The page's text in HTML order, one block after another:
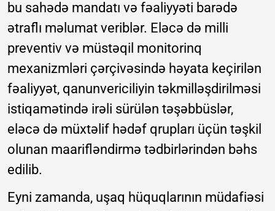
bu sahədə mandatı və fəaliyyəti barədə
ətraflı məlumat veriblər. Eləcə də milli
preventiv və müstəqil monitorinq
mexanizmləri çərçivəsində həyata keçirilən
fəaliyyət, qanunvericiliyin təkmilləşdirilməsi
istiqamətində irəli sürülən təşəbbüslər,
eləcə də müxtəlif hədəf qrupları üçün təşkil
olunan maarifləndirmə tədbirlərindən bəhs
edilib.
Eyni zamanda, uşaq hüquqlarının müdafiəsi